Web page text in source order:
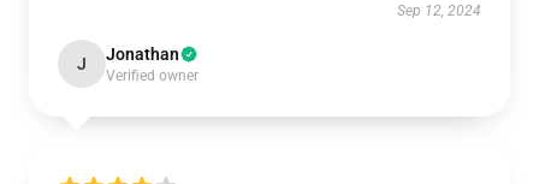
Sep 12, 2024
J Jonathan
Verified owner